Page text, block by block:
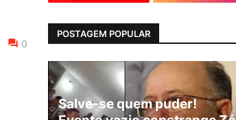
0
POSTAGEM POPULAR
Salve-se quem puder!